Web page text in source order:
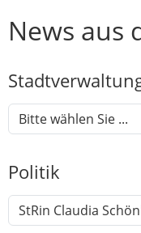
News aus
Politik